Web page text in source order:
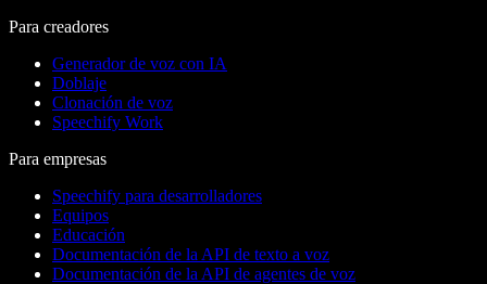
Para creadores
Generador de voz con IA
Doblaje
Clonación de voz
Speechify Work
Para empresas
Speechify para desarrolladores
Equipos
Educación
Documentación de la API de texto a voz
Documentación de la API de agentes de voz